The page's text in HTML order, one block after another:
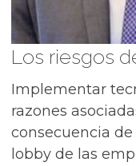
Los riesgos
Implementar
razones
consecuencia
lobby de las